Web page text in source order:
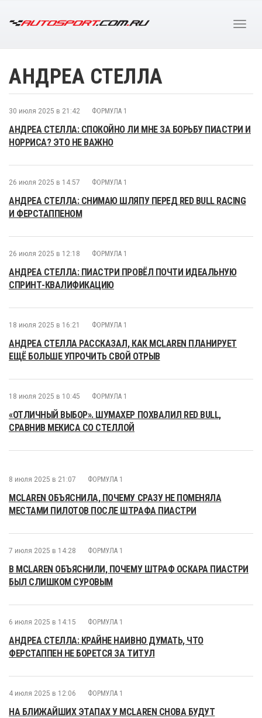
АНДРЕА СТЕЛЛА
30 июля 2025 в 21:42 ФОРМУЛА 1
АНДРЕА СТЕЛЛА: СПОКОЙНО ЛИ МНЕ ЗА БОРЬБУ ПИАСТРИ И
НОРРИСА? ЭТО НЕ ВАЖНО
26 июля 2025 в 14:57 ФОРМУЛА 1
АНДРЕА СТЕЛЛА: СНИМАЮ ШЛЯПУ ПЕРЕД RED BULL RACING
И ФЕРСТАППЕНОМ
26 июля 2025 в 12:18 ФОРМУЛА 1
АНДРЕА СТЕЛЛА: ПИАСТРИ ПРОВЁЛ ПОЧТИ ИДЕАЛЬНУЮ
СПРИНТ-КВАЛИФИКАЦИЮ
18 июля 2025 в 16:21 ФОРМУЛА 1
АНДРЕА СТЕЛЛА РАССКАЗАЛ, КАК MCLAREN ПЛАНИРУЕТ
ЕЩЁ БОЛЬШЕ УПРОЧИТЬ СВОЙ ОТРЫВ
18 июля 2025 в 10:45 ФОРМУЛА 1
«ОТЛИЧНЫЙ ВЫБОР». ШУМАХЕР ПОХВАЛИЛ RED BULL,
СРАВНИВ МЕКИСА СО СТЕЛЛОЙ
8 июля 2025 в 21:07 ФОРМУЛА 1
MCLAREN ОБЪЯСНИЛА, ПОЧЕМУ СРАЗУ НЕ ПОМЕНЯЛА
МЕСТАМИ ПИЛОТОВ ПОСЛЕ ШТРАФА ПИАСТРИ
7 июля 2025 в 14:28 ФОРМУЛА 1
В MCLAREN ОБЪЯСНИЛИ, ПОЧЕМУ ШТРАФ ОСКАРА ПИАСТРИ
БЫЛ СЛИШКОМ СУРОВЫМ
6 июля 2025 в 14:15 ФОРМУЛА 1
АНДРЕА СТЕЛЛА: КРАЙНЕ НАИВНО ДУМАТЬ, ЧТО
ФЕРСТАППЕН НЕ БОРЕТСЯ ЗА ТИТУЛ
4 июля 2025 в 12:06 ФОРМУЛА 1
НА БЛИЖАЙШИХ ЭТАПАХ У MCLAREN СНОВА БУДУТ